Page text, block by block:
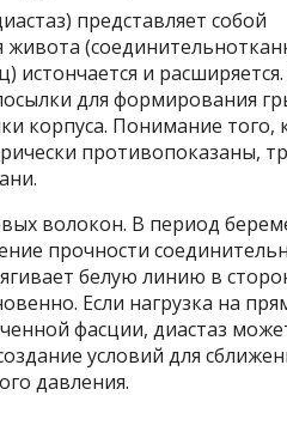
представляет собой
и расширяется.
для формирования
корпуса. Понимание того,
противопоказаны,
волокон. В период
прочности
белую линию в
Если нагрузка на
фасции, диастаз
условий для
давления.